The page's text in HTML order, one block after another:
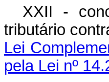
XXII -
tributário
Lei
pela Lei nº